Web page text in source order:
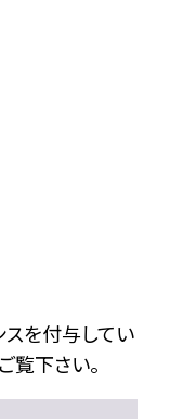
スを付与してい
覧下さい。